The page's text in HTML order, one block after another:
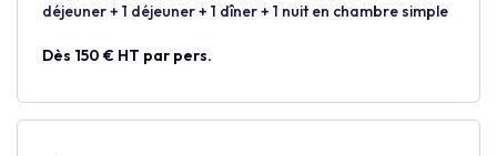
déjeuner + 1 déjeuner + 1 dîner + 1 nuit en chambre simple
Dès 150 € HT par pers.